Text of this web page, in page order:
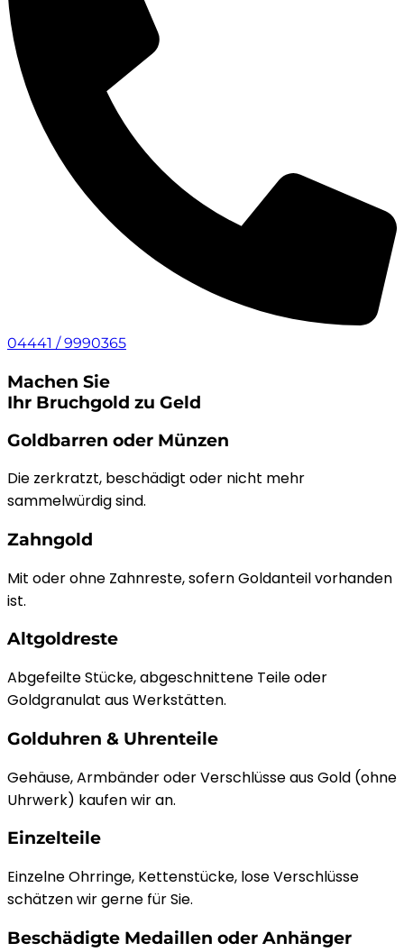
04441 / 9990365
Machen Sie
Ihr Bruchgold zu Geld
Goldbarren oder Münzen
Die zerkratzt, beschädigt oder nicht mehr
sammelwürdig sind.
Zahngold
Mit oder ohne Zahnreste, sofern Goldanteil vorhanden
ist.
Altgoldreste
Abgefeilte Stücke, abgeschnittene Teile oder
Goldgranulat aus Werkstätten.
Golduhren & Uhrenteile
Gehäuse, Armbänder oder Verschlüsse aus Gold (ohne
Uhrwerk) kaufen wir an.
Einzelteile
Einzelne Ohrringe, Kettenstücke, lose Verschlüsse
schätzen wir gerne für Sie.
Beschädigte Medaillen oder Anhänger